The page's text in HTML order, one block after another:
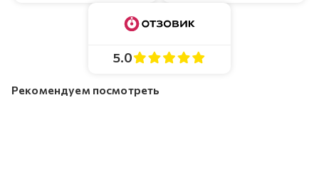
5.0
Рекомендуем посмотреть